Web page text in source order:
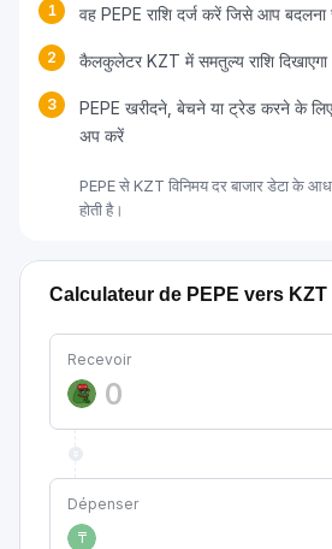
1 वह PEPE राशि दर्ज करें जिसे आप बदलना
2 कैलकुलेटर KZT में समतुल्य राशि दिखाएगा
3
PEPE खरीदने, बेचने या ट्रेड करने के
अप करें
PEPE से KZT विनिमय दर बाजार डेटा के
होती है।
Calculateur de PEPE vers KZT
Recevoir
Dépenser
₸